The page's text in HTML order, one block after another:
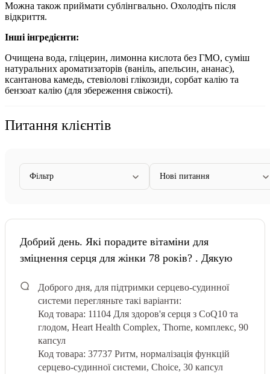
Можна також приймати сублінгвально. Охолодіть після
відкриття.
Інші інгредієнти:
Очищена вода, гліцерин, лимонна кислота без ГМО, суміш
натуральних ароматизаторів (ваніль, апельсин, ананас),
ксантанова камедь, стевіолові глікозиди, сорбат калію та
бензоат калію (для збереження свіжості).
Питання клієнтів
Фільтр Нові питання
Добрий день. Які порадите вітаміни для
зміцнення серця для жінки 78 років? . Дякую
Доброго дня, для підтримки серцево-судинної
системи перегляньте такі варіанти:
Код товара: 11104 Для здоров'я серця з CoQ10 та
глодом, Heart Health Complex, Thorne, комплекс, 90
капсул
Код товара: 37737 Ритм, нормалізація функцій
серцево-судинної системи, Choice, 30 капсул